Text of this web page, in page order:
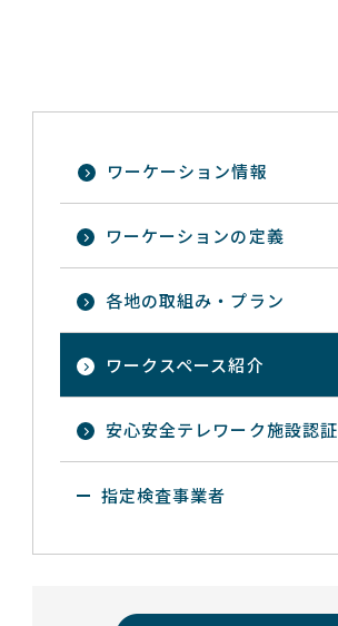
ワーケーション情報
ワーケーションの定義
各地の取組み・プラン
ワークスペース紹介
安心安全テレワーク施設認証
指定検査事業者